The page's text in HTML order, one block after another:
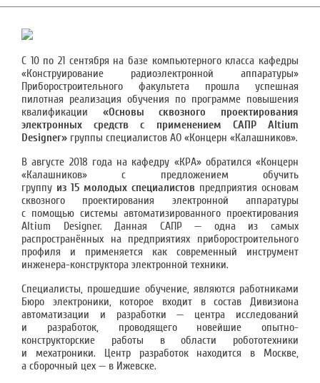
С 10 по 21 сентября на базе компьютерного класса кафедры
«Конструирование радиоэлектронной аппаратуры»
Приборостроительного факультета прошла успешная
пилотная реализация обучения по программе повышения
квалификации «Основы сквозного проектирования
электронных средств с применением САПР Altium
Designer» группы специалистов АО «Концерн «Калашников».
В августе 2018 года на кафедру «КРА» обратился «Концерн
«Калашников» с предложением обучить
группу из 15 молодых специалистов предприятия основам
сквозного проектирования электронной аппаратуры
с помощью системы автоматизированного проектирования
Altium Designer. Данная САПР — одна из самых
распространённых на предприятиях приборостроительного
профиля и применяется как современный инструмент
инженера-конструктора электронной техники.
Специалисты, прошедшие обучение, являются работниками
Бюро электроники, которое входит в состав Дивизиона
автоматизации и разработки — центра исследований
и разработок, проводящего новейшие опытно-
конструкторские работы в области робототехники
и мехатроники. Центр разработок находится в Москве,
а сборочный цех — в Ижевске.